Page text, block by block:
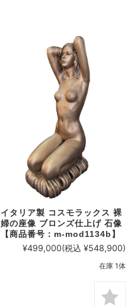
イタリア製 コスモラックス 裸
婦の座像 ブロンズ仕上げ 石像
【商品番号：m-mod1134b】
¥499,000(税込 ¥548,900)
在庫 1体